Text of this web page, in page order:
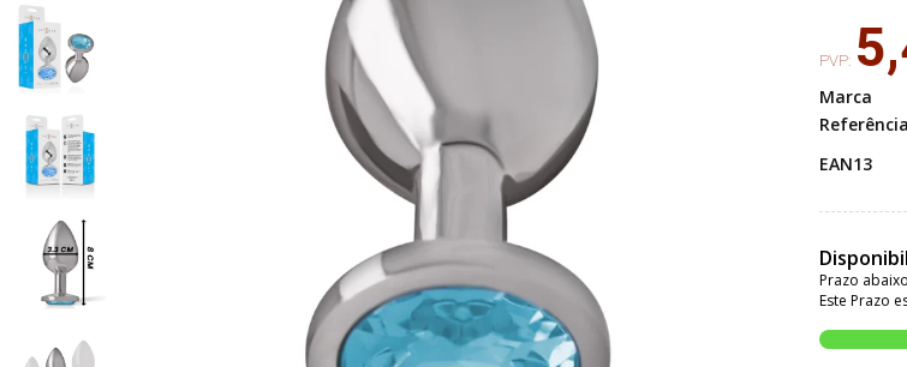
PVP:
Marca
Referência
EAN13
Prazo
Este Prazo